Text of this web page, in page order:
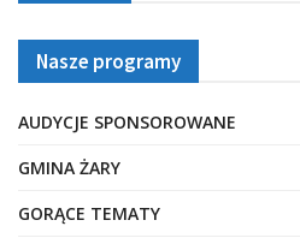
Nasze programy
AUDYCJE SPONSOROWANE
GMINA ŻARY
GORĄCE TEMATY